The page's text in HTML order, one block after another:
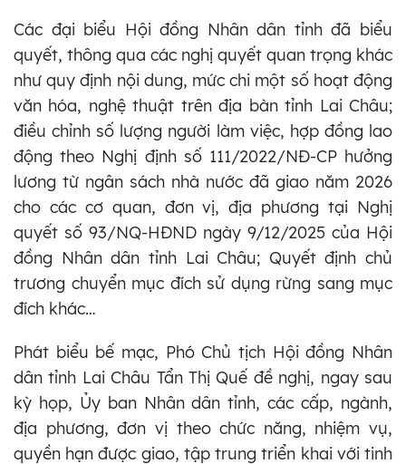
Các đại biểu Hội đồng Nhân dân tỉnh đã biểu
quyết, thông qua các nghị quyết quan trọng khác
như quy định nội dung, mức chi một số hoạt động
văn hóa, nghệ thuật trên địa bàn tỉnh Lai Châu;
điều chỉnh số lượng người làm việc, hợp đồng lao
động theo Nghị định số 111/2022/NĐ-CP hưởng
lương từ ngân sách nhà nước đã giao năm 2026
cho các cơ quan, đơn vị, địa phương tại Nghị
quyết số 93/NQ-HĐND ngày 9/12/2025 của Hội
đồng Nhân dân tỉnh Lai Châu; Quyết định chủ
trương chuyển mục đích sử dụng rừng sang mục
đích khác…
Phát biểu bế mạc, Phó Chủ tịch Hội đồng Nhân
dân tỉnh Lai Châu Tẩn Thị Quế đề nghị, ngay sau
kỳ họp, Ủy ban Nhân dân tỉnh, các cấp, ngành,
địa phương, đơn vị theo chức năng, nhiệm vụ,
quyền hạn được giao, tập trung triển khai với tinh